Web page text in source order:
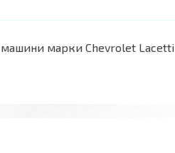
марки Chevrolet Lacetti